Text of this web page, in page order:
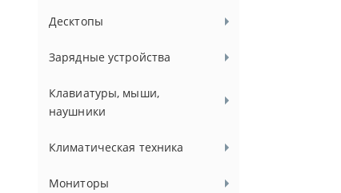
Десктопы
Зарядные устройства
Клавиатуры, мыши,
наушники
Климатическая техника
Мониторы